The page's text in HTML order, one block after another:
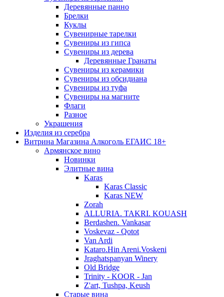
Деревянные панно
Брелки
Куклы
Сувенирные тарелки
Сувениры из гипса
Сувениры из дерева
Деревянные Гранаты
Сувениры из керамики
Сувениры из обсидиана
Сувениры из туфа
Сувениры на магните
Флаги
Разное
Украшения
Изделия из серебра
Витрина Магазина Алкоголь ЕГАИС 18+
Армянское вино
Новинки
Элитные вина
Karas
Karas Classic
Karas NEW
Zorah
ALLURIA. TAKRI. KOUASH
Berdashen. Vankasar
Voskevaz - Qotot
Van Ardi
Kataro.Hin Areni.Voskeni
Jraghatspanyan Winery
Old Bridge
Trinity - KOOR - Jan
Z'art, Tushpa, Keush
Старые вина